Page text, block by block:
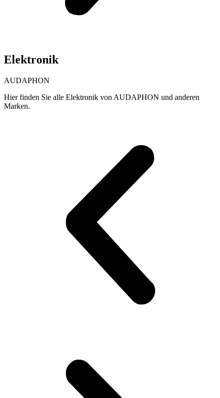
Elektronik
AUDAPHON
Hier finden Sie alle Elektronik von AUDAPHON und anderen
Marken.